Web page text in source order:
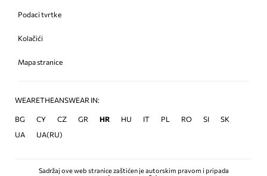
Podaci tvrtke
Kolačići
Mapa stranice
WEARETHEANSWEAR IN:
BG CY CZ GR HR HU IT PL RO SI
SK
UA
UA(RU)
Sadržaj ove web stranice zaštićen je autorskim pravom i pripada